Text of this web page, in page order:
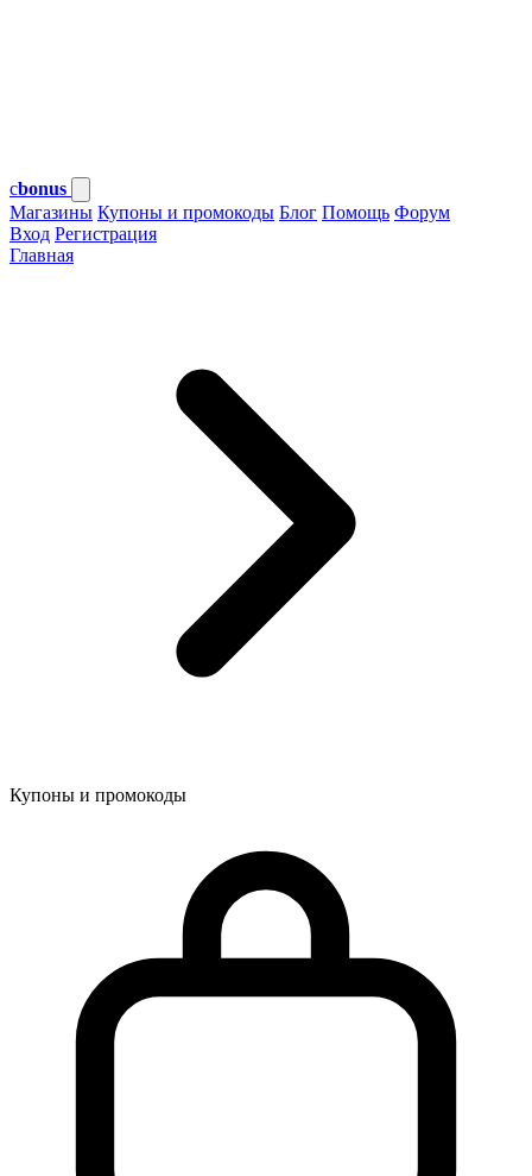
cbonus
Магазины Купоны и промокоды Блог Помощь Форум
Вход Регистрация
Главная
Купоны и промокоды